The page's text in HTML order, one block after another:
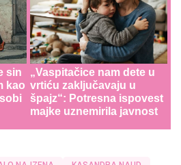
sin
kao
„Vaspitačice nam dete u
vrtiću zaključavaju u
špajz“: Potresna ispovest
majke uznemirila javnost